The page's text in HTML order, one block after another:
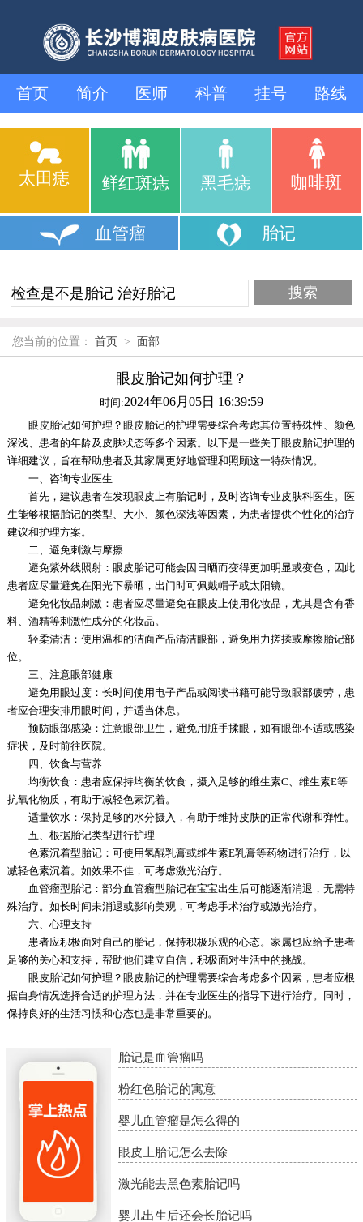
首页 简介 医师 科普 挂号 路线
太田痣 鲜红斑痣 黑毛痣 咖啡斑
血管瘤 胎记
您当前的位置： 首页 > 面部
眼皮胎记如何护理？
时间:2024年06月05日 16:39:59
眼皮胎记如何护理？眼皮胎记的护理需要综合考虑其位置特殊性、颜色
深浅、患者的年龄及皮肤状态等多个因素。以下是一些关于眼皮胎记护理的
详细建议，旨在帮助患者及其家属更好地管理和照顾这一特殊情况。
一、咨询专业医生
首先，建议患者在发现眼皮上有胎记时，及时咨询专业皮肤科医生。医
生能够根据胎记的类型、大小、颜色深浅等因素，为患者提供个性化的治疗
建议和护理方案。
二、避免刺激与摩擦
避免紫外线照射：眼皮胎记可能会因日晒而变得更加明显或变色，因此
患者应尽量避免在阳光下暴晒，出门时可佩戴帽子或太阳镜。
避免化妆品刺激：患者应尽量避免在眼皮上使用化妆品，尤其是含有香
料、酒精等刺激性成分的化妆品。
轻柔清洁：使用温和的洁面产品清洁眼部，避免用力搓揉或摩擦胎记部
位。
三、注意眼部健康
避免用眼过度：长时间使用电子产品或阅读书籍可能导致眼部疲劳，患
者应合理安排用眼时间，并适当休息。
预防眼部感染：注意眼部卫生，避免用脏手揉眼，如有眼部不适或感染
症状，及时前往医院。
四、饮食与营养
均衡饮食：患者应保持均衡的饮食，摄入足够的维生素C、维生素E等
抗氧化物质，有助于减轻色素沉着。
适量饮水：保持足够的水分摄入，有助于维持皮肤的正常代谢和弹性。
五、根据胎记类型进行护理
色素沉着型胎记：可使用氢醌乳膏或维生素E乳膏等药物进行治疗，以
减轻色素沉着。如效果不佳，可考虑激光治疗。
血管瘤型胎记：部分血管瘤型胎记在宝宝出生后可能逐渐消退，无需特
殊治疗。如长时间未消退或影响美观，可考虑手术治疗或激光治疗。
六、心理支持
患者应积极面对自己的胎记，保持积极乐观的心态。家属也应给予患者
足够的关心和支持，帮助他们建立自信，积极面对生活中的挑战。
眼皮胎记如何护理？眼皮胎记的护理需要综合考虑多个因素，患者应根
据自身情况选择合适的护理方法，并在专业医生的指导下进行治疗。同时，
保持良好的生活习惯和心态也是非常重要的。
胎记是血管瘤吗
粉红色胎记的寓意
婴儿血管瘤是怎么得的
眼皮上胎记怎么去除
激光能去黑色素胎记吗
婴儿出生后还会长胎记吗